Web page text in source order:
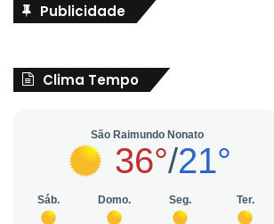
Publicidade
Clima Tempo